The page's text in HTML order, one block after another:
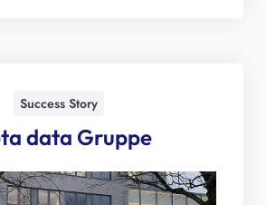
Success Story
data Gruppe